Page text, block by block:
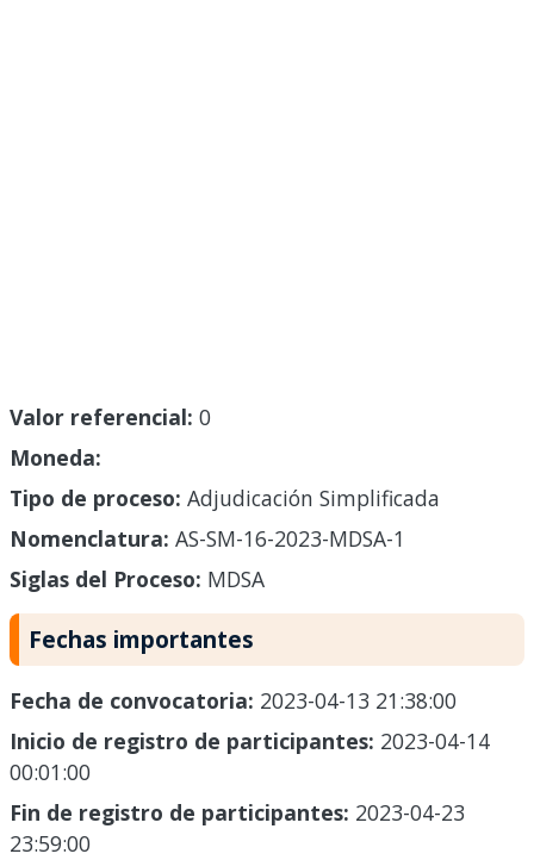
Valor referencial: 0
Moneda:
Tipo de proceso: Adjudicación Simplificada
Nomenclatura: AS-SM-16-2023-MDSA-1
Siglas del Proceso: MDSA
Fechas importantes
Fecha de convocatoria: 2023-04-13 21:38:00
Inicio de registro de participantes: 2023-04-14
00:01:00
Fin de registro de participantes: 2023-04-23
23:59:00